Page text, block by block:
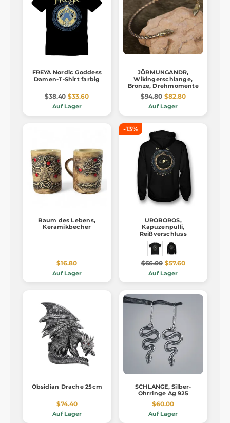
FREYA Nordic Goddess
Damen-T-Shirt farbig
$38.40 $33.60
Auf Lager
JÖRMUNGANDR,
Wikingerschlange,
Bronze, Drehmomente
$94.80 $82.80
Auf Lager
Baum des Lebens,
Keramikbecher
$16.80
Auf Lager
-13%
UROBOROS,
Kapuzenpulli,
Reißverschluss
$66.00 $57.60
Auf Lager
Obsidian Drache 25cm
$74.40
Auf Lager
SCHLANGE, Silber-
Ohrringe Ag 925
$60.00
Auf Lager